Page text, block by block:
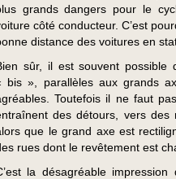
grands dangers pour le
côté conducteur. C’est
distance des voitures en
sûr, il est souvent possible
bis », parallèles aux grands
Toutefois il ne faut
des détours, vers des
que le grand axe est
rues dont le revêtement est
la désagréable